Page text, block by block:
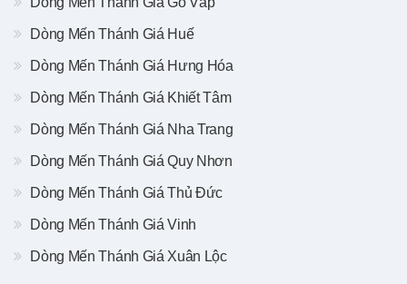
Dòng Mến Thánh Giá Huế
Dòng Mến Thánh Giá Hưng Hóa
Dòng Mến Thánh Giá Khiết Tâm
Dòng Mến Thánh Giá Nha Trang
Dòng Mến Thánh Giá Quy Nhơn
Dòng Mến Thánh Giá Thủ Đức
Dòng Mến Thánh Giá Vinh
Dòng Mến Thánh Giá Xuân Lộc